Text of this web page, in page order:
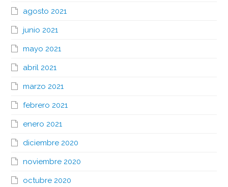
agosto 2021
junio 2021
mayo 2021
abril 2021
marzo 2021
febrero 2021
enero 2021
diciembre 2020
noviembre 2020
octubre 2020